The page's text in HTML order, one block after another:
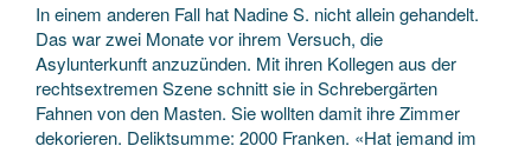
In einem anderen Fall hat Nadine S. nicht allein gehandelt.
Das war zwei Monate vor ihrem Versuch, die
Asylunterkunft anzuzünden. Mit ihren Kollegen aus der
rechtsextremen Szene schnitt sie in Schrebergärten
Fahnen von den Masten. Sie wollten damit ihre Zimmer
dekorieren. Deliktsumme: 2000 Franken. «Hat jemand im